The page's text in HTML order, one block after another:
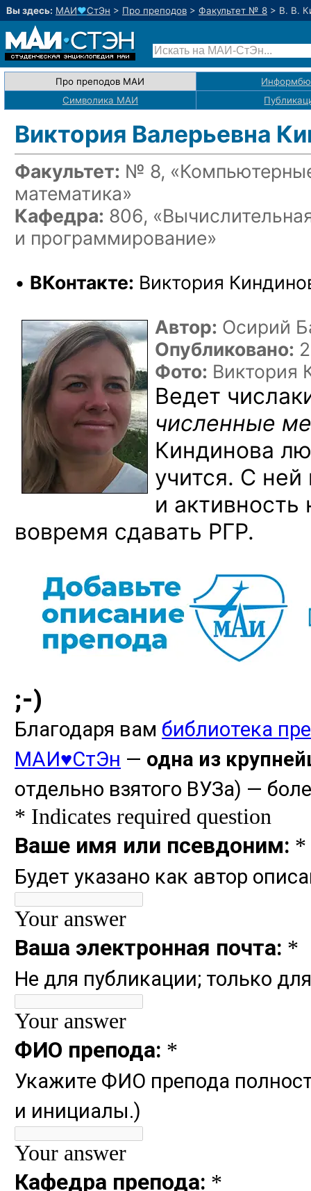
Вы здесь: МАИ♥СтЭн > Про преподов > Факультет № 8 > В. В.
Про преподов МАИ
Символика МАИ
Виктория Валерьевна
Факультет: № 8,
математика»
Кафедра: 806,
и программирование»
• ВКонтакте: Виктория
Автор: Осирий
Опубликовано:
Фото: Виктория
Ведет
численные
Киндинова
учится. С ней
и активность
вовремя сдавать РГР.